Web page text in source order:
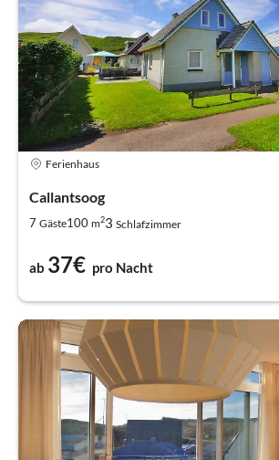
Ferienhaus
Callantsoog
7 Gäste100 m23 Schlafzimmer
ab 37€ pro Nacht